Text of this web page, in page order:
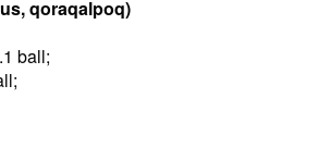
qoraqalpoq)
ball;